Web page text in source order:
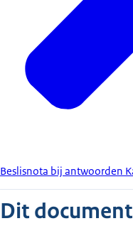
Beslisnota bij antwoorden
Dit